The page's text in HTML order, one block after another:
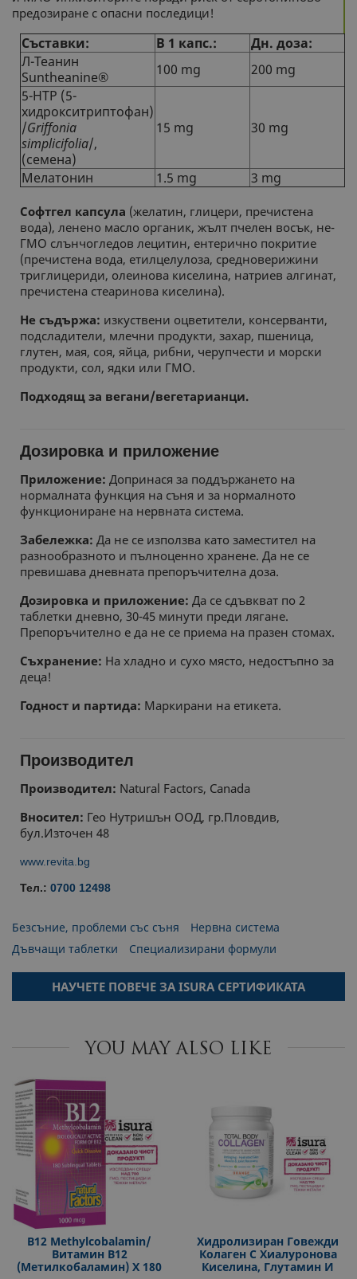
предозиране с опасни последици!
Съставки: В 1 капс.:
Дн. доза:
Л-Теанин
Suntheanine®
100 mg
200 mg
5-HTP (5-
хидрокситриптофан)
/Griffonia
simplicifolia/,
(семена)
15 mg 30 mg
Мелатонин 1.5 mg 3 mg
Софтгел капсула (желатин, глицери, пречистена
вода), ленено масло органик, жълт пчелен восък, не-
ГМО слънчогледов лецитин, ентерично покритие
(пречистена вода, етилцелулоза, средноверижини
триглицериди, олеинова киселина, натриев алгинат,
пречистена стеаринова киселина).
Не съдържа: изкуствени оцветители, консерванти,
подсладители, млечни продукти, захар, пшеница,
глутен, мая, соя, яйца, рибни, черупчести и морски
продукти, сол, ядки или ГМО.
Подходящ за вегани/вегетарианци.
Дозировка и приложение
Приложение: Допринася за поддържането на
нормалната функция на съня и за нормалното
функциониране на нервната система.
Забележка: Да не се използва като заместител на
разнообразното и пълноценно хранене. Да не се
превишава дневната препоръчителна доза.
Дозировка и приложение: Да се сдъвкват по 2
таблетки дневно, 30-45 минути преди лягане.
Препоръчително е да не се приема на празен стомах.
Съхранение: На хладно и сухо място, недостъпно за
деца!
Годност и партида: Маркирани на етикета.
Производител
Производител: Natural Factors, Canada
Вносител: Гео Нутришън ООД, гр.Пловдив,
бул.Източен 48
www.revita.bg
Тел.: 0700 12498
Безсъние, проблеми със съня
Нервна система
Дъвчащи таблетки
Специализирани формули
НАУЧЕТЕ ПОВЕЧЕ ЗА ISURA СЕРТИФИКАТА
YOU MAY ALSO LIKE
B12 Methylcobalamin/
Витамин В12
(метилкобаламин) X 180
Хидролизиран Говежди
Колаген С Хиалуронова
Киселина, Глутамин И